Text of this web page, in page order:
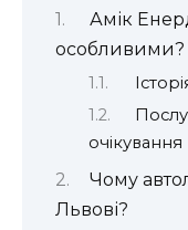
Амік
особливими?
очікування
Чому
Львові?